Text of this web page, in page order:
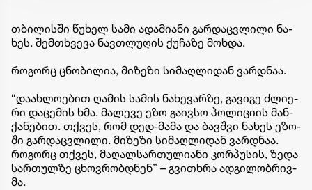
თბი­ლის­ში წუ­ხელ სამი ადა­მი­ა­ნი გარ­დაც­ვლი­ლი ნა­
ხეს. შემ­თხვე­ვა ნავ­თლუ­ღის ქუ­ჩა­ზე მოხ­და.
რო­გორც ცნო­ბი­ლია, მი­ზე­ზი სი­მაღ­ლი­დან ვარ­დნაა.
“და­ახ­ლო­ე­ბით ღა­მის სა­მის ნა­ხე­ვარ­ზე, გა­ვი­გე ძლი­ე­
რი და­ცე­მის ხმა. მა­ლე­ვე ეზო გა­ივ­სო პო­ლი­ცი­ის მან­
ქა­ნე­ბით. თქვეს, რომ დედ-მამა და ბავ­შვი ნა­ხეს ეზო­
ში გარ­დაც­ვლი­ლი. მი­ზე­ზი სი­მაღ­ლი­დან ვარ­დნაა.
რო­გორც თქვეს, მა­ღალ­სარ­თუ­ლი­ა­ნი კორ­პუ­სის, ზედა
სარ­თულ­ზე ცხოვ­რობ­დნენ” – გვი­თხრა ად­გი­ლობ­რივ­
მა.